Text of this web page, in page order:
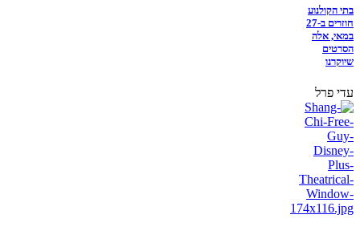
בתי הקולנוע
חוזרים ב-27
במאי, אלה
הסרטים
שיוקרנו
עדי פרל